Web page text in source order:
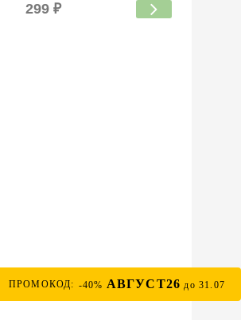
ПРОМОКОД: -40% АВГУСТ26 до 31.07
299 ₽